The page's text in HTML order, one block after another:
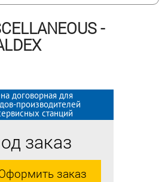
-
договорная для
производителей
станций
заказ
заказ
договорная для
производителей
станций
заказ
заказ